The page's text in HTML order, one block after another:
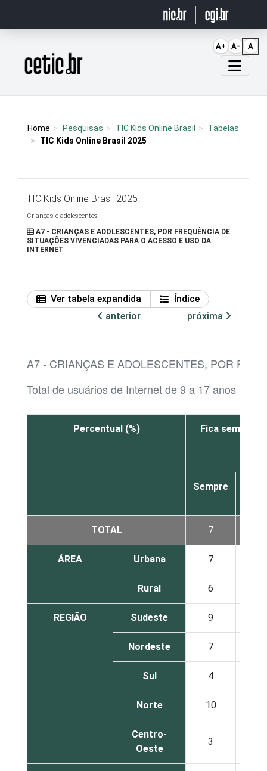
Página inicial
Home Pesquisas TIC Kids Online Brasil
Tabelas
TIC Kids Online Brasil 2025
TIC Kids Online Brasil 2025
Crianças e adolescentes
A7 - CRIANÇAS E ADOLESCENTES, POR FREQUÊNCIA DE
SITUAÇÕES VIVENCIADAS PARA O ACESSO E USO DA
INTERNET
Ver tabela expandida
Índice
anterior
próxima
A7 - CRIANÇAS E ADOLESCENTES, POR
Total de usuários de Internet de 9 a 17 anos
Percentual (%) Fica sem
Sempre
TOTAL 7
ÁREA Urbana 7
Rural 6
REGIÃO Sudeste 9
Nordeste 7
Sul 4
Norte 10
Centro-
Oeste
3
A+ A- A